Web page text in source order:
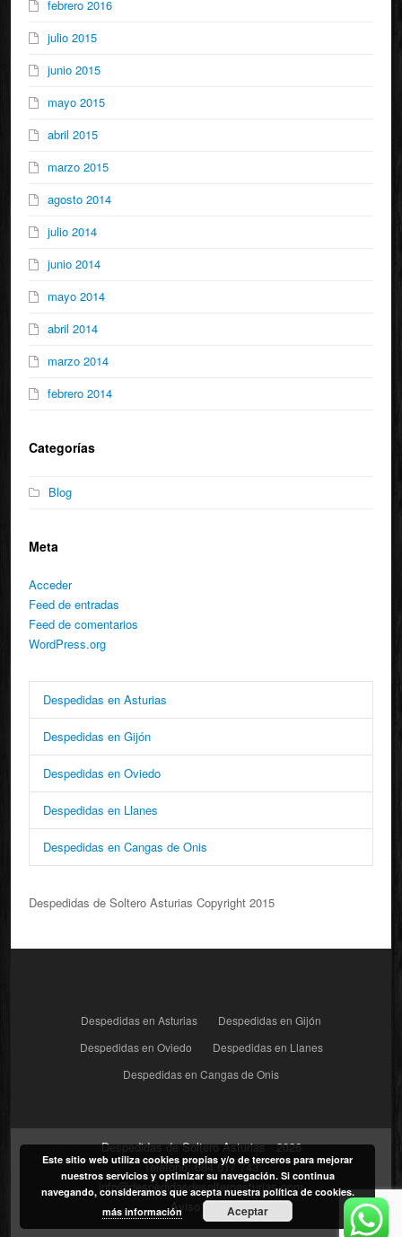
febrero 2016
julio 2015
junio 2015
mayo 2015
abril 2015
marzo 2015
agosto 2014
julio 2014
junio 2014
mayo 2014
abril 2014
marzo 2014
febrero 2014
Categorías
Blog
Meta
Acceder
Feed de entradas
Feed de comentarios
WordPress.org
Despedidas en Asturias
Despedidas en Gijón
Despedidas en Oviedo
Despedidas en Llanes
Despedidas en Cangas de Onis
Despedidas de Soltero Asturias Copyright 2015
Despedidas en Asturias
Despedidas en Gijón
Despedidas en Oviedo
Despedidas en Llanes
Despedidas en Cangas de Onis
Despedidas de Soltero Asturias · 2026
Teléfono:684 617 743
info@despedidasdesolteroasturias.com
Aviso Legal
Este sitio web utiliza cookies propias y/o de terceros para mejorar
nuestros servicios y optimizar su navegación. Si continua
navegando, consideramos que acepta nuestra política de cookies.
más información
Aceptar